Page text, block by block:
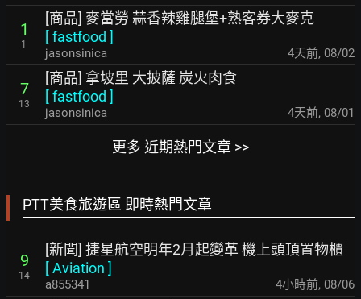
1
1
[商品] 麥當勞 蒜香辣雞腿堡+熟客券大麥克
[fastfood ]
jasonsinica 4天前, 08/02
7
13
[商品] 拿坡里 大披薩 炭火肉食
[fastfood ]
jasonsinica 4天前, 08/01
更多 近期熱門文章 >>
PTT美食旅遊區 即時熱門文章
9
14
[新聞] 捷星航空明年2月起變革 機上頭頂置物櫃
[Aviation ]
a855341 4小時前, 08/06